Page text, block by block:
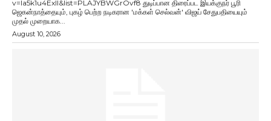
v=Ia5k1u4ExlI&list=PLAJYBWGrOvf8 துடிப்பான திரைப்பட இயக்குநர் பூரி
ஜெகன்நாத்தையும், புகழ் பெற்ற நடிகரான 'மக்கள் செல்வன்' விஜய் சேதுபதியையும்
முதல் முறையாக...
August 10, 2026